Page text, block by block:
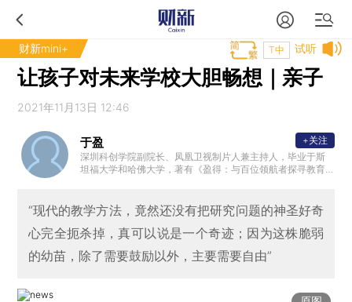
财新mini+ 试听
T中
让孩子对未来学校大胆畅想｜亲子
2021年11月13日 12:46
于盈
深圳科创学院副院长、凤凰卫视制片人兼主持人，毕业于斯
坦福大学和哈佛大学，著有《盈得：与百位领航者探寻教育
+关注
“现代的教学方法，竟然还没有把研究问题的神圣好奇
心完全扼杀掉，真可以说是一个奇迹；因为这株脆弱
的幼苗，除了需要鼓励以外，主要需要自由”